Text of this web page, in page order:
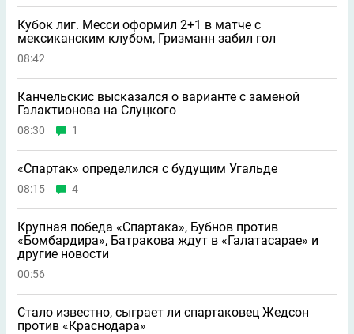
Кубок лиг. Месси оформил 2+1 в матче с
мексиканским клубом, Гризманн забил гол
08:42
Канчельскис высказался о варианте с заменой
Галактионова на Слуцкого
08:30 1
«Спартак» определился с будущим Угальде
08:15 4
Крупная победа «Спартака», Бубнов против
«Бомбардира», Батракова ждут в «Галатасарае» и
другие новости
00:56
Стало известно, сыграет ли спартаковец Жедсон
против «Краснодара»